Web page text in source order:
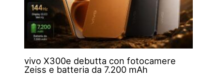
vivo X300e debutta con fotocamere
Zeiss e batteria da 7.200 mAh